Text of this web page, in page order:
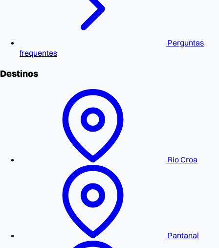
Perguntas
frequentes
Destinos
Rio Croa
Pantanal